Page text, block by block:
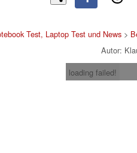
Test, Laptop Test und News >
Autor:
loading failed!